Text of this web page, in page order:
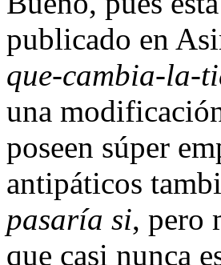
publicado en
que-cambia-la-
una
poseen súper
antipáticos
pasaría si, pero
que casi nunca